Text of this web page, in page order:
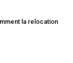
la relocation